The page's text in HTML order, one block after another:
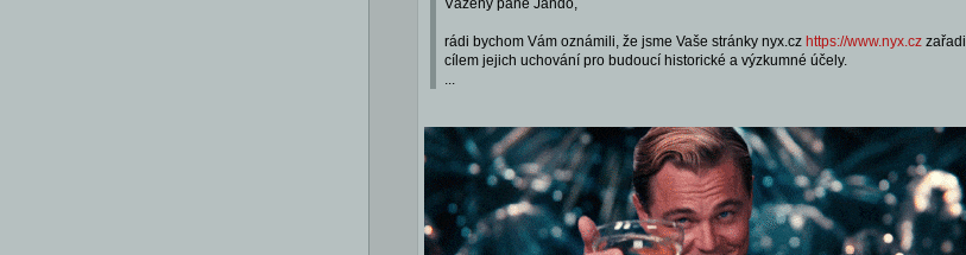
Vážený pane Jando,
rádi bychom Vám oznámili, že jsme Vaše stránky nyx.cz https://www.nyx.cz
cílem jejich uchování pro budoucí historické a výzkumné účely.
...